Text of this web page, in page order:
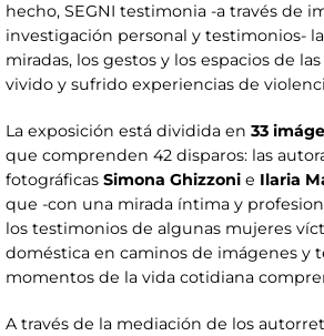
hecho, SEGNI testimonia -a través de
investigación personal y testimonios-
miradas, los gestos y los espacios de
vivido y sufrido experiencias de
La exposición está dividida en 33
que comprenden 42 disparos: las
fotográficas Simona Ghizzoni e Ilaria
que -con una mirada íntima y
los testimonios de algunas mujeres
doméstica en caminos de imágenes y
momentos de la vida cotidiana
A través de la mediación de los